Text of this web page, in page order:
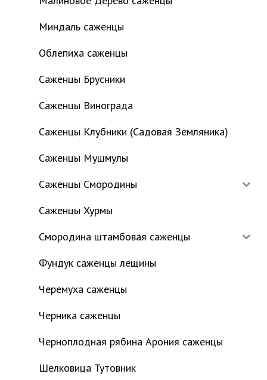
Миндаль саженцы
Облепиха саженцы
Саженцы Брусники
Саженцы Винограда
Саженцы Клубники (Садовая Земляника)
Саженцы Мушмулы
Саженцы Смородины
Саженцы Хурмы
Смородина штамбовая саженцы
Фундук саженцы лещины
Черемуха саженцы
Черника саженцы
Черноплодная рябина Арония саженцы
Шелковица Тутовник